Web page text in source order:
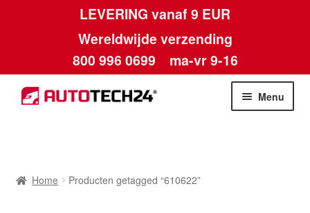
LEVERING vanaf 9 EUR
Wereldwijde verzending
800 996 0699 ma-vr 9-16
Ga
door
Ga
naar
Menu
Home Producten getagged “610622”